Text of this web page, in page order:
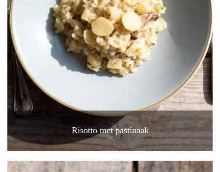
Risotto met pastinaak